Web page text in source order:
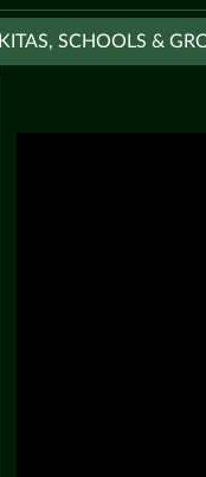
KITAS, SCHOOLS &